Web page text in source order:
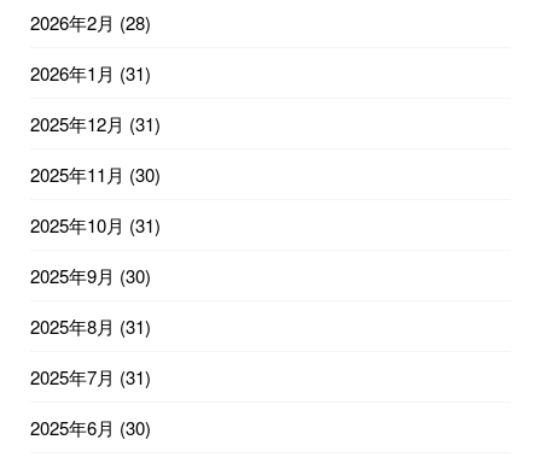
2026年2月 (28)
2026年1月 (31)
2025年12月 (31)
2025年11月 (30)
2025年10月 (31)
2025年9月 (30)
2025年8月 (31)
2025年7月 (31)
2025年6月 (30)